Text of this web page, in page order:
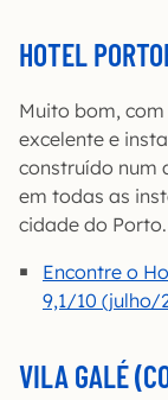
HOTEL
Muito bom,
excelente e
construído num
em todas as
cidade do Porto.
Encontre o
9,1/10 (julho/
VILA GALÉ